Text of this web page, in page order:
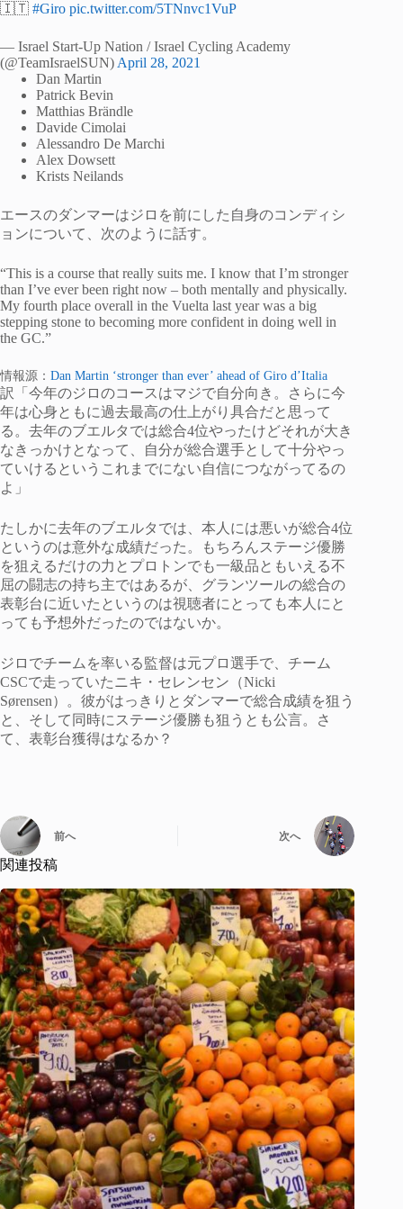
🇮🇹 #Giro pic.twitter.com/5TNnvc1VuP
— Israel Start-Up Nation / Israel Cycling Academy
(@TeamIsraelSUN) April 28, 2021
Dan Martin
Patrick Bevin
Matthias Brändle
Davide Cimolai
Alessandro De Marchi
Alex Dowsett
Krists Neilands
エースのダンマーはジロを前にした自身のコンディシ
ョンについて、次のように話す。
“This is a course that really suits me. I know that I’m stronger
than I’ve ever been right now – both mentally and physically.
My fourth place overall in the Vuelta last year was a big
stepping stone to becoming more confident in doing well in
the GC.”
情報源： Dan Martin ‘stronger than ever’ ahead of Giro d’Italia
訳「今年のジロのコースはマジで自分向き。さらに今
年は心身ともに過去最高の仕上がり具合だと思って
る。去年のブエルタでは総合4位やったけどそれが大き
なきっかけとなって、自分が総合選手として十分やっ
ていけるというこれまでにない自信につながってるの
よ」
たしかに去年のブエルタでは、本人には悪いが総合4位
というのは意外な成績だった。もちろんステージ優勝
を狙えるだけの力とプロトンでも一級品ともいえる不
屈の闘志の持ち主ではあるが、グランツールの総合の
表彰台に近いたというのは視聴者にとっても本人にと
っても予想外だったのではないか。
ジロでチームを率いる監督は元プロ選手で、チーム
CSCで走っていたニキ・セレンセン（Nicki
Sørensen）。彼がはっきりとダンマーで総合成績を狙う
と、そして同時にステージ優勝も狙うとも公言。さ
て、表彰台獲得はなるか？
前へ 次へ
関連投稿